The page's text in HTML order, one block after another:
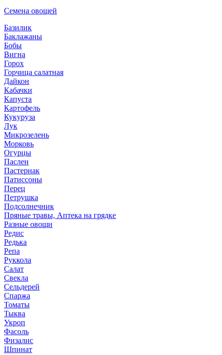
Семена овощей
Базилик
Баклажаны
Бобы
Вигна
Горох
Горчица салатная
Дайкон
Кабачки
Капуста
Картофель
Кукуруза
Лук
Микрозелень
Морковь
Огурцы
Паслен
Пастернак
Патиссоны
Перец
Петрушка
Подсолнечник
Пряные травы, Аптека на грядке
Разные овощи
Редис
Редька
Репа
Руккола
Салат
Свекла
Сельдерей
Спаржа
Томаты
Тыква
Укроп
Фасоль
Физалис
Шпинат